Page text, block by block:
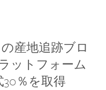
産地追跡ブロ
ットフォーム
30％を取得